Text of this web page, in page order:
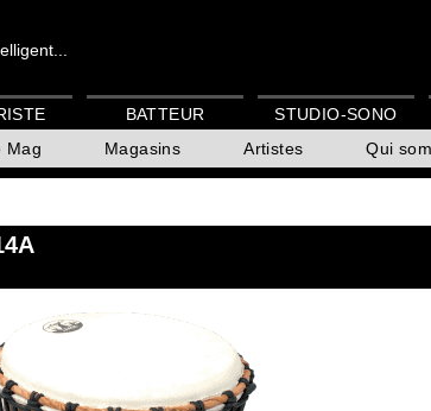
Mag Magasins Artistes Qui
BATTEUR STUDIO-SONO